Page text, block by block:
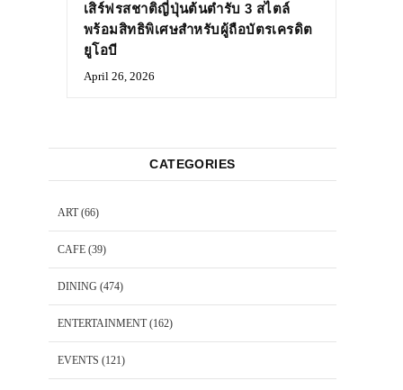
เสิร์ฟรสชาติญี่ปุ่นต้นตำรับ 3 สไตล์
พร้อมสิทธิพิเศษสำหรับผู้ถือบัตรเครดิต
ยูโอบี
April 26, 2026
CATEGORIES
ART(66)
CAFE (39)
DINING (474)
ENTERTAINMENT(162)
EVENTS (121)